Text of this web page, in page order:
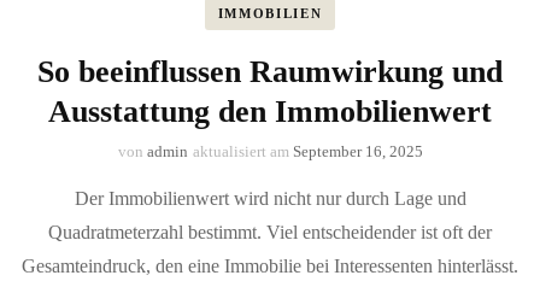
IMMOBILIEN
So beeinflussen Raumwirkung und
Ausstattung den Immobilienwert
von admin aktualisiert am September 16, 2025
Der Immobilienwert wird nicht nur durch Lage und
Quadratmeterzahl bestimmt. Viel entscheidender ist oft der
Gesamteindruck, den eine Immobilie bei Interessenten hinterlässt.